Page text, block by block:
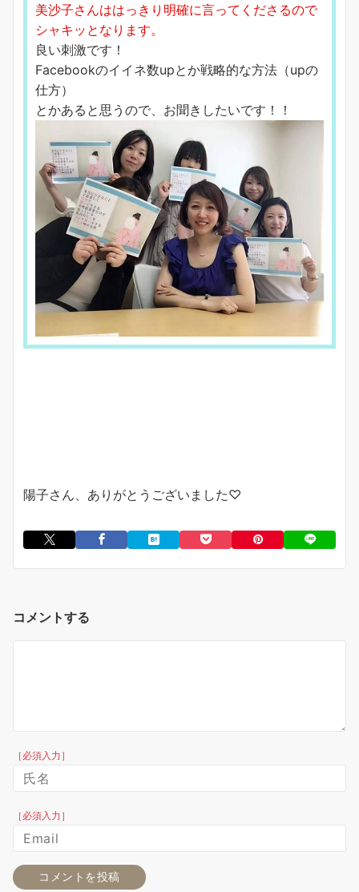
美沙子さんははっきり明確に言ってくださるので
シャキッとなります。
良い刺激です！
Facebookのイイネ数upとか戦略的な方法（upの
仕方）
とかあると思うので、お聞きしたいです！！
陽子さん、ありがとうございました♡
コメントする
［必須入力］
［必須入力］